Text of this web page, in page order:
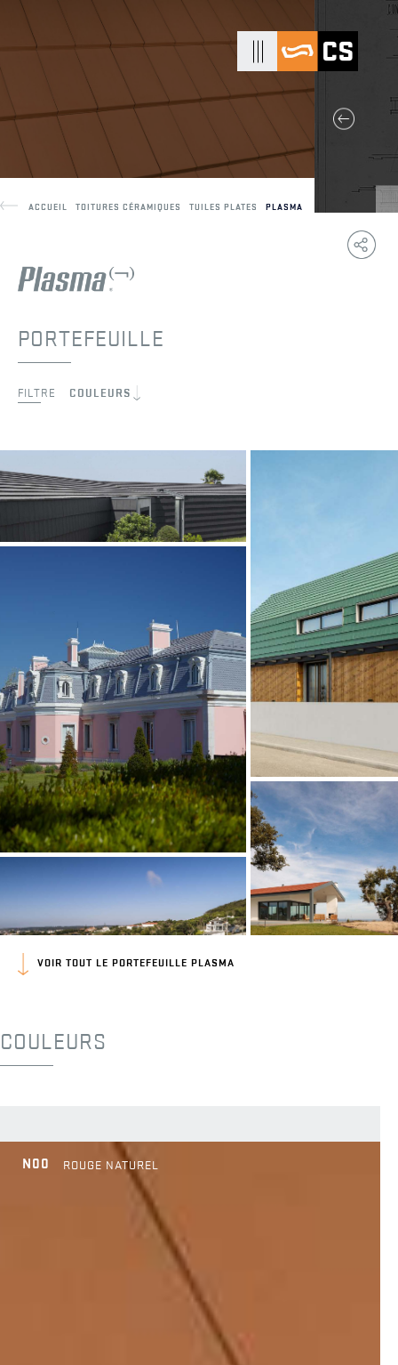
ACCUEIL TOITURES CÉRAMIQUES TUILES PLATES PLASMA
Copy
Link
PORTEFEUILLE
FILTRE COULEURS
VOIR TOUT LE PORTEFEUILLE PLASMA
COULEURS
N00 ROUGE NATUREL